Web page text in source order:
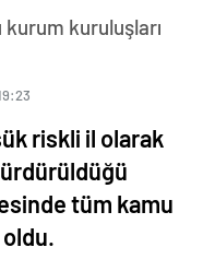
kuruluşları
riskli il olarak
tüm kamu